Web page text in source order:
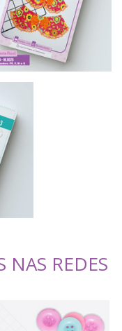
NAS REDES